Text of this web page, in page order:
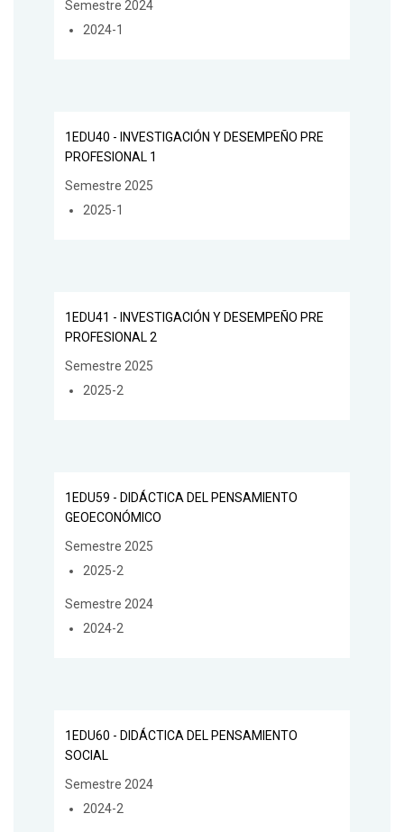
Semestre 2024
2024-1
1EDU40 - INVESTIGACIÓN Y DESEMPEÑO PRE
PROFESIONAL 1
Semestre 2025
2025-1
1EDU41 - INVESTIGACIÓN Y DESEMPEÑO PRE
PROFESIONAL 2
Semestre 2025
2025-2
1EDU59 - DIDÁCTICA DEL PENSAMIENTO
GEOECONÓMICO
Semestre 2025
2025-2
Semestre 2024
2024-2
1EDU60 - DIDÁCTICA DEL PENSAMIENTO
SOCIAL
Semestre 2024
2024-2